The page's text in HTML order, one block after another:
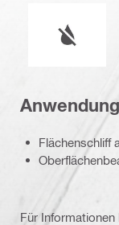
Flächenschliff
Für